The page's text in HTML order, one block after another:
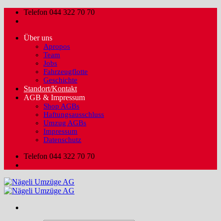
Zum
Inhalt
Telefon 044 322 70 70
Über uns
Apropos
Team
Jobs
Fahrzeugflotte
Geschichte
Standort/Kontakt
AGB & Impressum
Shop AGBs
Haftungsausschluss
Umzug AGBs
Impressum
Datenschutz
Telefon 044 322 70 70